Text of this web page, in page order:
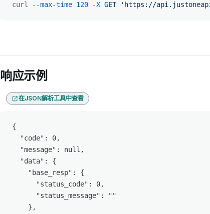
curl --max-time 120 -X GET 'https://
响应示例
在JSON解析工具中查看
{
  "code": 0,
  "message": null,
  "data": {
    "base_resp": {
      "status_code": 0,
      "status_message": ""
    },